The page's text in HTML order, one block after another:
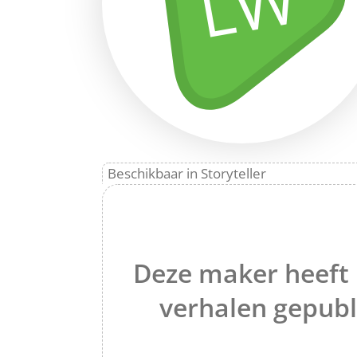
Beschikbaar in Storyteller
Deze maker heeft
verhalen